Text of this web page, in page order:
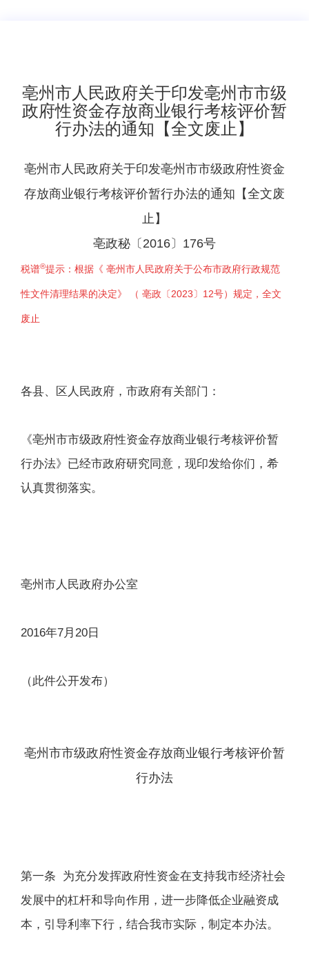
亳州市人民政府关于印发亳州市市级
政府性资金存放商业银行考核评价暂
行办法的通知【全文废止】
亳州市人民政府关于印发亳州市市级政府性资金
存放商业银行考核评价暂行办法的通知【全文废
止】
亳政秘〔2016〕176号
税谱®提示：根据《 亳州市人民政府关于公布市政府行政规范
性文件清理结果的决定》 （ 亳政〔2023〕12号） 规定，全文
废止
各县、区人民政府，市政府有关部门：
《亳州市市级政府性资金存放商业银行考核评价暂
行办法》已经市政府研究同意，现印发给你们，希
认真贯彻落实。
亳州市人民政府办公室
2016年7月20日
（此件公开发布）
亳州市市级政府性资金存放商业银行考核评价暂
行办法
第一条 为充分发挥政府性资金在支持我市经济社会
发展中的杠杆和导向作用，进一步降低企业融资成
本，引导利率下行，结合我市实际，制定本办法。